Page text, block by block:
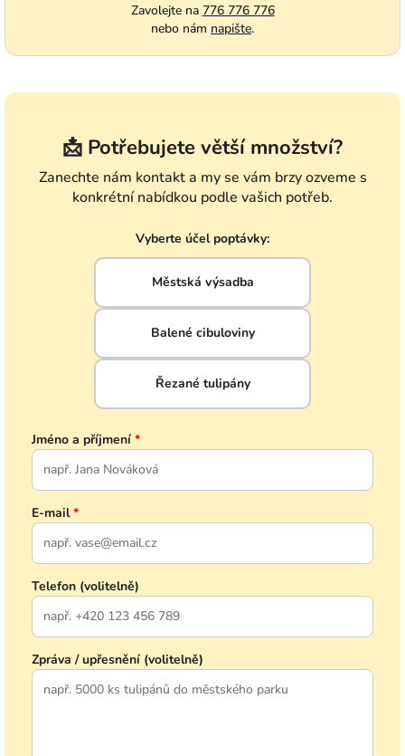
Zavolejte na 776 776 776
nebo nám napište.
📩 Potřebujete větší množství?
Zanechte nám kontakt a my se vám brzy ozveme s
konkrétní nabídkou podle vašich potřeb.
Vyberte účel poptávky:
Městská výsadba
Balené cibuloviny
Řezané tulipány
Jméno a příjmení *
E-mail*
Telefon (volitelně)
Zpráva / upřesnění (volitelně)